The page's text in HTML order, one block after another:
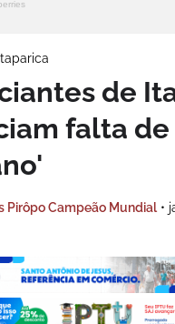
Itaparica
de
falta de
Pirôpo Campeão Mundial •